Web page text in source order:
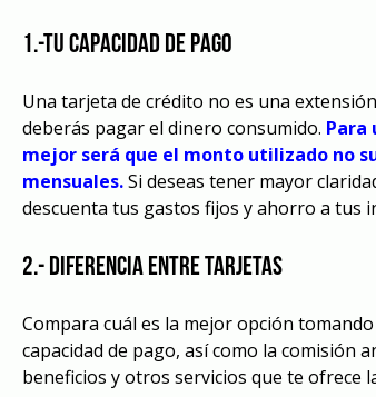
1.-Tu capacidad de pago
Una tarjeta de crédito no es una
deberás pagar el dinero consumido. Para
mejor será que el monto utilizado no
mensuales.Si deseas tener mayor
descuenta tus gastos fijos y ahorro a tus
2.- Diferencia entre tarjetas
Compara cuál es la mejor opción
capacidad de pago, así como la comisión
beneficios y otros servicios que te ofrece